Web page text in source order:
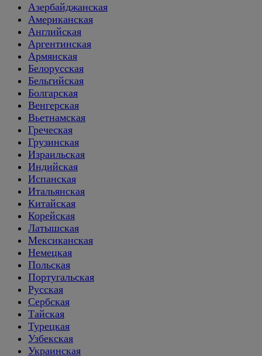
Азербайджанская
Американская
Английская
Аргентинская
Армянская
Белорусская
Бельгийская
Болгарская
Венгерская
Вьетнамская
Греческая
Грузинская
Израильская
Индийская
Испанская
Итальянская
Китайская
Корейская
Латышская
Мексиканская
Немецкая
Польская
Португальская
Русская
Сербская
Тайская
Турецкая
Узбекская
Украинская